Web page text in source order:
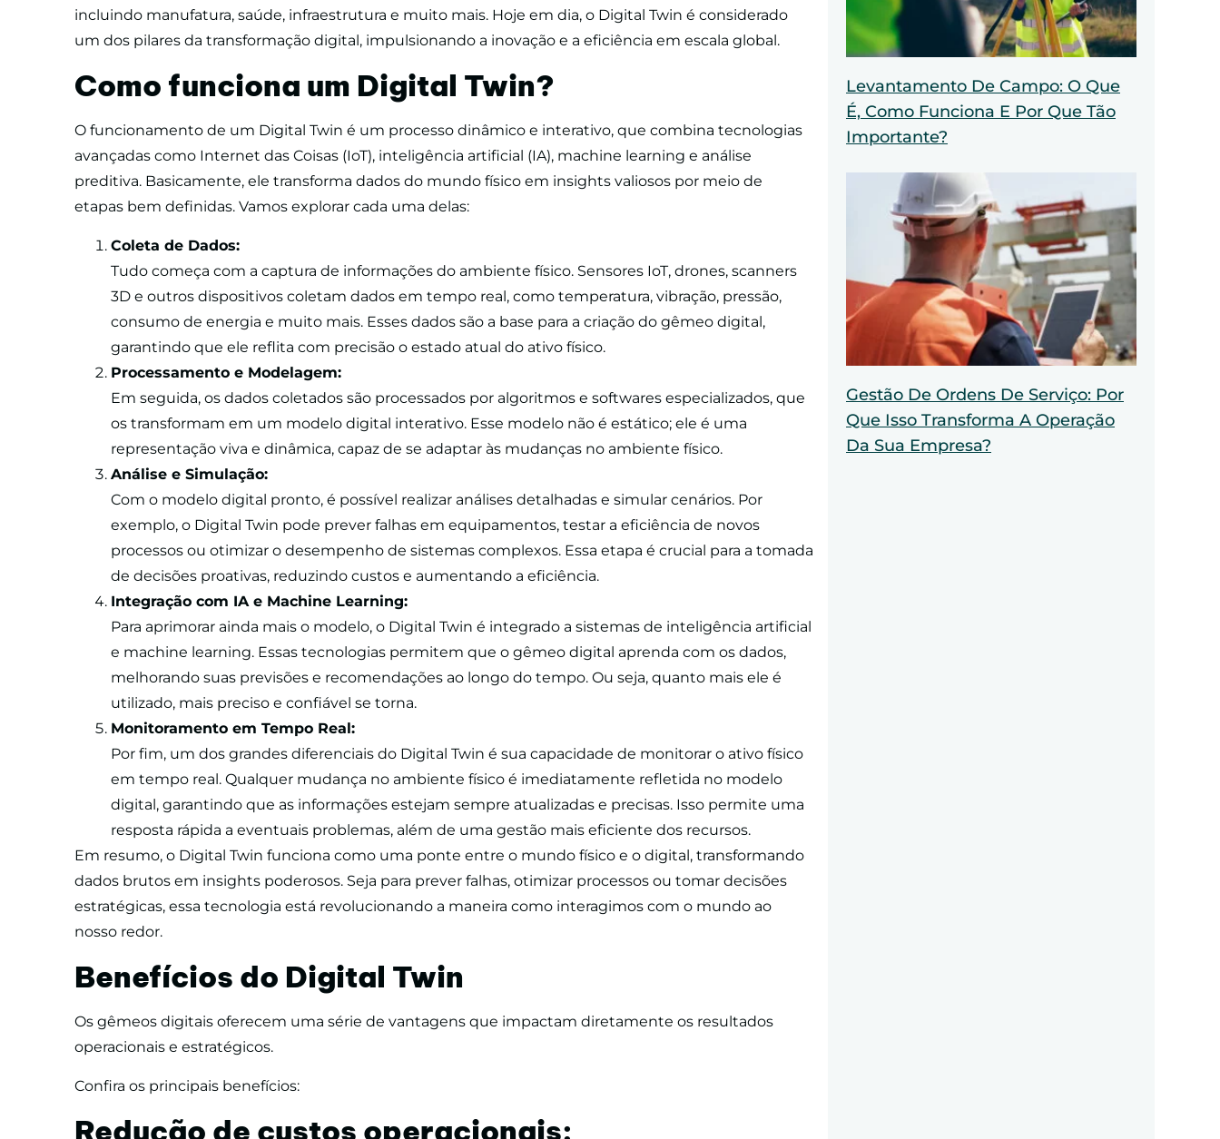
incluindo manufatura, saúde, infraestrutura e muito mais. Hoje em dia, o Digital Twin é considerado
um dos pilares da transformação digital, impulsionando a inovação e a eficiência em escala global.
Como funciona um Digital Twin?
O funcionamento de um Digital Twin é um processo dinâmico e interativo, que combina tecnologias
avançadas como Internet das Coisas (IoT), inteligência artificial (IA), machine learning e análise
preditiva. Basicamente, ele transforma dados do mundo físico em insights valiosos por meio de
etapas bem definidas. Vamos explorar cada uma delas:
Coleta de Dados:
Tudo começa com a captura de informações do ambiente físico. Sensores IoT, drones, scanners
3D e outros dispositivos coletam dados em tempo real, como temperatura, vibração, pressão,
consumo de energia e muito mais. Esses dados são a base para a criação do gêmeo digital,
garantindo que ele reflita com precisão o estado atual do ativo físico.
Processamento e Modelagem:
Em seguida, os dados coletados são processados por algoritmos e softwares especializados, que
os transformam em um modelo digital interativo. Esse modelo não é estático; ele é uma
representação viva e dinâmica, capaz de se adaptar às mudanças no ambiente físico.
Análise e Simulação:
Com o modelo digital pronto, é possível realizar análises detalhadas e simular cenários. Por
exemplo, o Digital Twin pode prever falhas em equipamentos, testar a eficiência de novos
processos ou otimizar o desempenho de sistemas complexos. Essa etapa é crucial para a tomada
de decisões proativas, reduzindo custos e aumentando a eficiência.
Integração com IA e Machine Learning:
Para aprimorar ainda mais o modelo, o Digital Twin é integrado a sistemas de inteligência artificial
e machine learning. Essas tecnologias permitem que o gêmeo digital aprenda com os dados,
melhorando suas previsões e recomendações ao longo do tempo. Ou seja, quanto mais ele é
utilizado, mais preciso e confiável se torna.
Monitoramento em Tempo Real:
Por fim, um dos grandes diferenciais do Digital Twin é sua capacidade de monitorar o ativo físico
em tempo real. Qualquer mudança no ambiente físico é imediatamente refletida no modelo
digital, garantindo que as informações estejam sempre atualizadas e precisas. Isso permite uma
resposta rápida a eventuais problemas, além de uma gestão mais eficiente dos recursos.
Em resumo, o Digital Twin funciona como uma ponte entre o mundo físico e o digital, transformando
dados brutos em insights poderosos. Seja para prever falhas, otimizar processos ou tomar decisões
estratégicas, essa tecnologia está revolucionando a maneira como interagimos com o mundo ao
nosso redor.
Benefícios do Digital Twin
Os gêmeos digitais oferecem uma série de vantagens que impactam diretamente os resultados
operacionais e estratégicos.
Confira os principais benefícios:
Redução de custos operacionais:
Levantamento De Campo: O Que
É, Como Funciona E Por Que Tão
Importante?
Gestão De Ordens De Serviço: Por
Que Isso Transforma A Operação
Da Sua Empresa?